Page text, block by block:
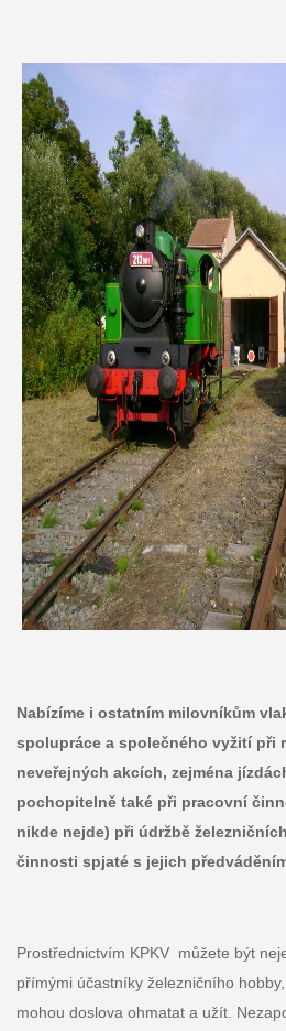
Nabízíme i ostatním milovníkům
spolupráce a společného vyžití při
neveřejných akcích, zejména
pochopitelně také při pracovní
nikde nejde) při údržbě
činnosti spjaté s jejich
Prostřednictvím KPKV můžete být
přímými účastníky železničního
mohou doslova ohmatat a užít.